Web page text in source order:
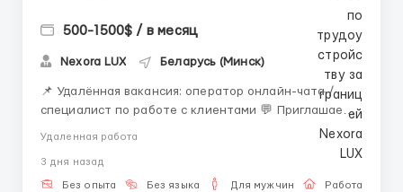
500-1500$ / в месяц
Nexora LUX Беларусь (Минск)
📌 Удалённая вакансия: оператор онлайн-чата /
специалист по работе с клиентами 💬 Приглашаем
внимательных и ответственных сотрудников для
подойдёт тем, кто хочет работать удалённо,
развивать навыки онлайн-коммуникации и получать
Удаленная работа
3 дня назад
Без опыта Без языка Для мужчин Работа